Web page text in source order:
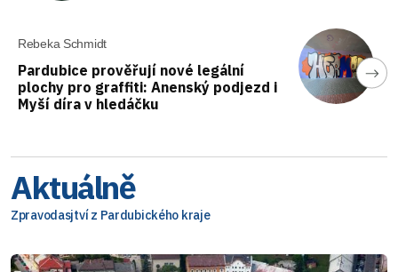
Rebeka Schmidt
Pardubice prověřují nové legální
plochy pro graffiti: Anenský podjezd i
Myší díra v hledáčku
Aktuálně
Zpravodasjtví z Pardubického kraje